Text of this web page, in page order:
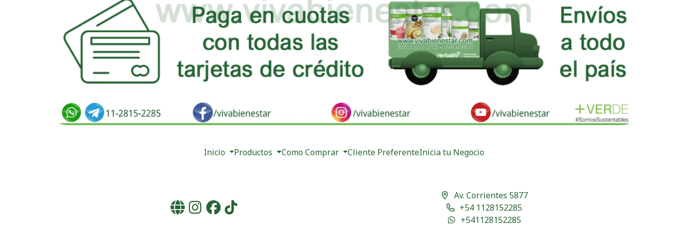
Inicio Productos Como Comprar Cliente PreferenteInicia tu Negocio
Av. Corrientes 5877
+54 1128152285
+541128152285